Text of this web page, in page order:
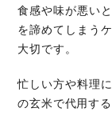
食感や味が悪い
を諦めてしまう
大切です。
忙しい方や料理
の玄米で代用す